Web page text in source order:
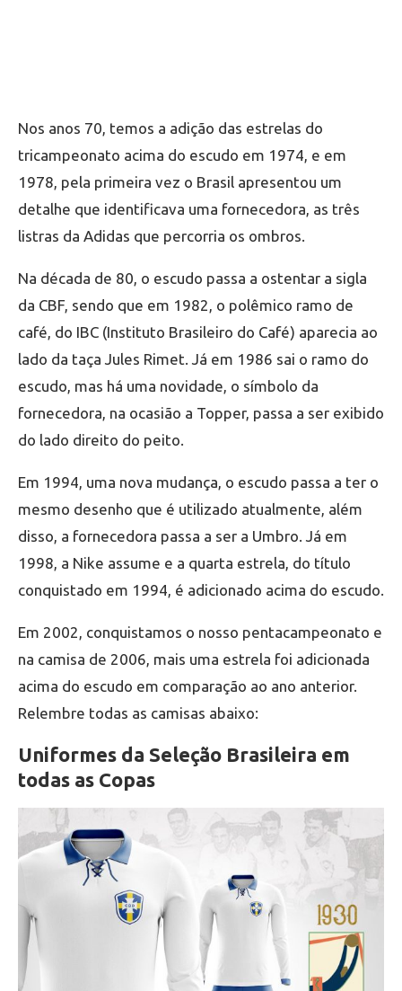
Nos anos 70, temos a adição das estrelas do
tricampeonato acima do escudo em 1974, e em
1978, pela primeira vez o Brasil apresentou um
detalhe que identificava uma fornecedora, as três
listras da Adidas que percorria os ombros.
Na década de 80, o escudo passa a ostentar a sigla
da CBF, sendo que em 1982, o polêmico ramo de
café, do IBC (Instituto Brasileiro do Café) aparecia ao
lado da taça Jules Rimet. Já em 1986 sai o ramo do
escudo, mas há uma novidade, o símbolo da
fornecedora, na ocasião a Topper, passa a ser exibido
do lado direito do peito.
Em 1994, uma nova mudança, o escudo passa a ter o
mesmo desenho que é utilizado atualmente, além
disso, a fornecedora passa a ser a Umbro. Já em
1998, a Nike assume e a quarta estrela, do título
conquistado em 1994, é adicionado acima do escudo.
Em 2002, conquistamos o nosso pentacampeonato e
na camisa de 2006, mais uma estrela foi adicionada
acima do escudo em comparação ao ano anterior.
Relembre todas as camisas abaixo:
Uniformes da Seleção Brasileira em
todas as Copas